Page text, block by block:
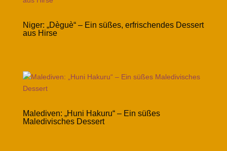
Niger: „Dèguè“ – Ein süßes, erfrischendes Dessert
aus Hirse
Malediven: „Huni Hakuru“ – Ein süßes
Maledivisches Dessert